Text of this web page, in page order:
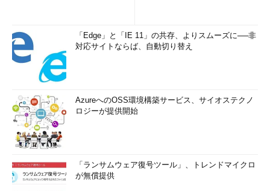
合、すぐに回避策を講じられないことがほとんどです。UPSなど
でかろうじて電源を維持できたとしても、外部のトラブルが原因
の障害は復旧のめどを立てることも困難です。できることといえ
ばデータのバックアップを確実に取り、どうしても必要であれば
このようなトラブルが発生した場合、システム管理者は速やか
に関係者と連絡を密に取って、現状の把握と関係者への情報伝達
に努めなければなりません。普段からシステムの目的と重要性を
にどこのだれに連絡すればいいのかがすぐに把握できるはずで
す。
「Edge」と「IE 11」の共存、よりスムーズに──非
対応サイトならば、自動切り替え
AzureへのOSS環境構築サービス、サイオステクノ
ロジーが提供開始
「ランサムウェア復号ツール」、トレンドマイクロ
が無償提供